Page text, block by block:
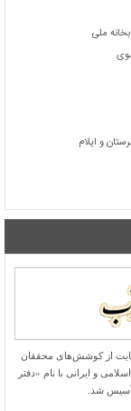
ملی
و ایلام
در سال ۱۳۷۲ ش به قصد حمایت از كوشش‌های محققان
و ایرانی با نام «دفتر
شد.